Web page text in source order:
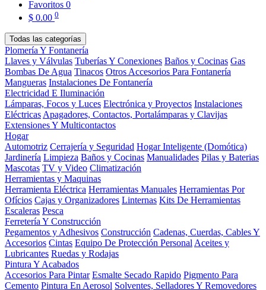
Favoritos 0
$ 0.00 0
Todas las categorías
Plomería Y Fontanería
Llaves y Válvulas Tuberías Y Conexiones Baños y Cocinas Gas
Bombas De Agua Tinacos Otros Accesorios Para Fontanería
Mangueras Instalaciones De Fontanería
Electricidad E Iluminación
Lámparas, Focos y Luces Electrónica y Proyectos Instalaciones
Eléctricas Apagadores, Contactos, Portalámparas y Clavijas
Extensiones Y Multicontactos
Hogar
Automotriz Cerrajería y Seguridad Hogar Inteligente (Domótica)
Jardinería Limpieza Baños y Cocinas Manualidades Pilas y Baterias
Mascotas TV y Video Climatización
Herramientas y Maquinas
Herramienta Eléctrica Herramientas Manuales Herramientas Por
Ofícios Cajas y Organizadores Linternas Kits De Herramientas
Escaleras Pesca
Ferretería Y Construcción
Pegamentos y Adhesivos Construcción Cadenas, Cuerdas, Cables Y
Accesorios Cintas Equipo De Protección Personal Aceites y
Lubricantes Ruedas y Rodajas
Pintura Y Acabados
Accesorios Para Pintar Esmalte Secado Rapido Pigmento Para
Cemento Pintura En Aerosol Solventes, Selladores Y Removedores